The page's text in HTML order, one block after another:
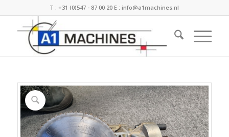
T :+31 (0)547 - 87 00 20 E :info@a1machines.nl